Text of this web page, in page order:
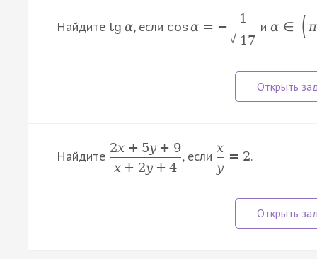
Найдите tgα, если cosα = −
1
√ 17
иα ∈ ( π
Найдите
2x + 5y + 9
x + 2y + 4
, если
x
y
= 2.